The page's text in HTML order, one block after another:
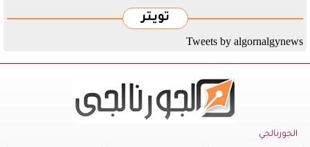
تويتر
Tweets by algornalgynews
الجورنالجي